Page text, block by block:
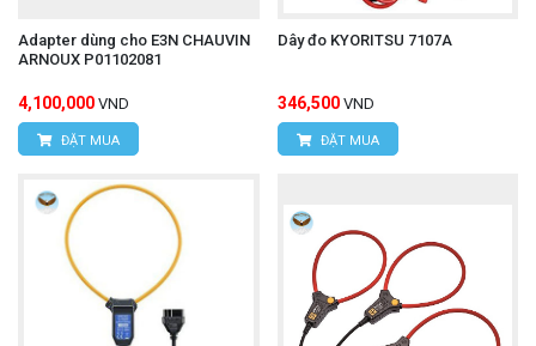
Adapter dùng cho E3N CHAUVIN
ARNOUX P01102081
4,100,000 VND
ĐẶT MUA
Dây đo KYORITSU 7107A
346,500 VND
ĐẶT MUA